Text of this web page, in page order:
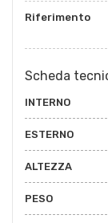
Riferimento
Scheda
INTERNO
ESTERNO
ALTEZZA
PESO